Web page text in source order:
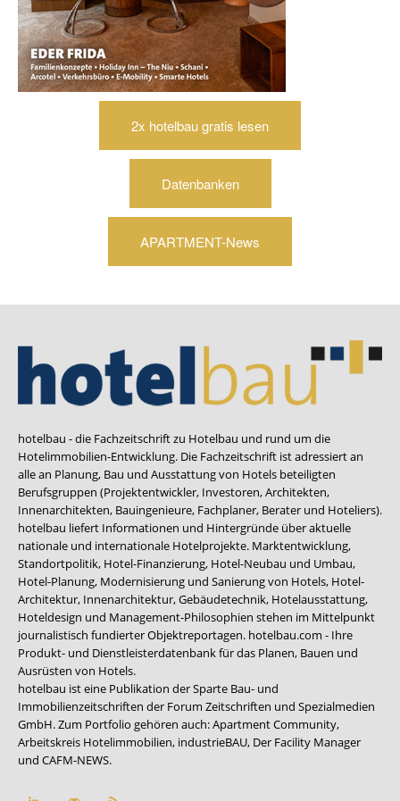
2x hotelbau gratis lesen
Datenbanken
APARTMENT-News
hotelbau - die Fachzeitschrift zu Hotelbau und rund um die
Hotelimmobilien-Entwicklung. Die Fachzeitschrift ist adressiert an
alle an Planung, Bau und Ausstattung von Hotels beteiligten
Berufsgruppen (Projektentwickler, Investoren, Architekten,
Innenarchitekten, Bauingenieure, Fachplaner, Berater und Hoteliers).
hotelbau liefert Informationen und Hintergründe über aktuelle
nationale und internationale Hotelprojekte. Marktentwicklung,
Standortpolitik, Hotel-Finanzierung, Hotel-Neubau und Umbau,
Hotel-Planung, Modernisierung und Sanierung von Hotels, Hotel-
Architektur, Innenarchitektur, Gebäudetechnik, Hotelausstattung,
Hoteldesign und Management-Philosophien stehen im Mittelpunkt
journalistisch fundierter Objektreportagen. hotelbau.com - Ihre
Produkt- und Dienstleisterdatenbank für das Planen, Bauen und
Ausrüsten von Hotels.
hotelbau ist eine Publikation der Sparte Bau- und
Immobilienzeitschriften der Forum Zeitschriften und Spezialmedien
GmbH. Zum Portfolio gehören auch:Apartment Community,
Arbeitskreis Hotelimmobilien, industrieBAU, Der Facility Manager
und CAFM-NEWS.